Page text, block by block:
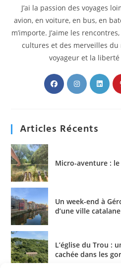
J’ai la passion des voyages
avion, en voiture, en bus, en
m’importe. J’aime les
cultures et des merveilles
voyageur et la
S’ouvre
dans
onglet
S’ouvre
dans
onglet
Articles Récents
Micro-aventure :
Un week-end à
d’une ville
L’église du Trou :
cachée dans les